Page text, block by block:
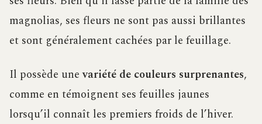
magnolias, ses fleurs ne sont pas aussi brillantes
et sont généralement cachées par le feuillage.
Il possède unevariété de couleurs surprenantes,
comme en témoignent ses feuilles jaunes
lorsqu’il connaît les premiers froids de l’hiver.